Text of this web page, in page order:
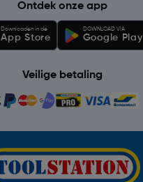
Ontdek onze app
Downloaden in de
App Store
DOWNLOAD VIA
Google Play
Veilige betaling